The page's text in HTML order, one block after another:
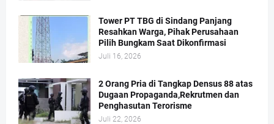
Tower PT TBG di Sindang Panjang
Resahkan Warga, Pihak Perusahaan
Pilih Bungkam Saat Dikonfirmasi
Juli 16, 2026
2 Orang Pria di Tangkap Densus 88 atas
Dugaan Propaganda,Rekrutmen dan
Penghasutan Terorisme
Juli 22, 2026